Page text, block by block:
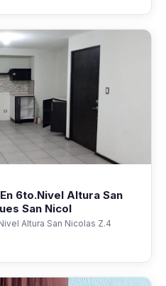
6to.Nivel Altura San
San Nicol
Altura San Nicolas Z.4